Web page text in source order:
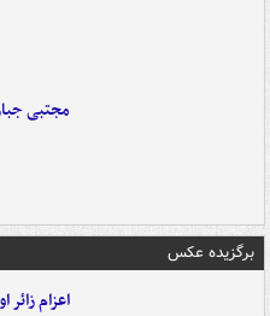
مجتبی
برگزیده عکس
اعزام